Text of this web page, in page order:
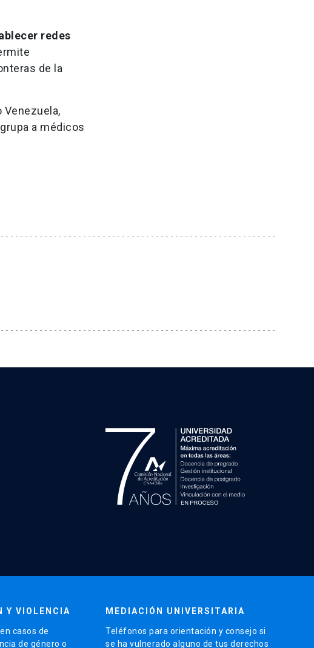
redes
de la
Venezuela,
a médicos
Y VIOLENCIA
casos de
de género o
MEDIACIÓN UNIVERSITARIA
Teléfonos para orientación y consejo si
se ha vulnerado alguno de tus derechos